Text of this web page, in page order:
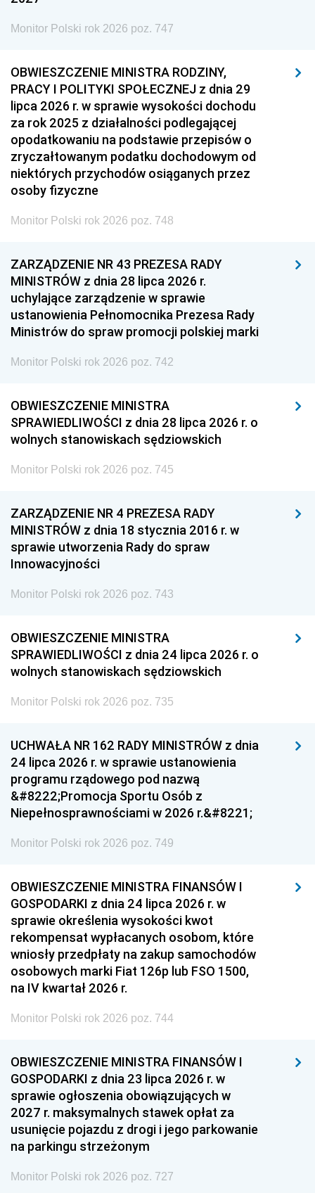
Monitor Polski rok 2026 poz. 747
OBWIESZCZENIE MINISTRA RODZINY,
PRACY I POLITYKI SPOŁECZNEJ z dnia 29
lipca 2026 r. w sprawie wysokości dochodu
za rok 2025 z działalności podlegającej
opodatkowaniu na podstawie przepisów o
zryczałtowanym podatku dochodowym od
niektórych przychodów osiąganych przez
osoby fizyczne
Monitor Polski rok 2026 poz. 748
ZARZĄDZENIE NR 43 PREZESA RADY
MINISTRÓW z dnia 28 lipca 2026 r.
uchylające zarządzenie w sprawie
ustanowienia Pełnomocnika Prezesa Rady
Ministrów do spraw promocji polskiej marki
Monitor Polski rok 2026 poz. 742
OBWIESZCZENIE MINISTRA
SPRAWIEDLIWOŚCI z dnia 28 lipca 2026 r. o
wolnych stanowiskach sędziowskich
Monitor Polski rok 2026 poz. 745
ZARZĄDZENIE NR 4 PREZESA RADY
MINISTRÓW z dnia 18 stycznia 2016 r. w
sprawie utworzenia Rady do spraw
Innowacyjności
Monitor Polski rok 2026 poz. 743
OBWIESZCZENIE MINISTRA
SPRAWIEDLIWOŚCI z dnia 24 lipca 2026 r. o
wolnych stanowiskach sędziowskich
Monitor Polski rok 2026 poz. 735
UCHWAŁA NR 162 RADY MINISTRÓW z dnia
24 lipca 2026 r. w sprawie ustanowienia
programu rządowego pod nazwą
&#8222;Promocja Sportu Osób z
Niepełnosprawnościami w 2026 r.&#8221;
Monitor Polski rok 2026 poz. 749
OBWIESZCZENIE MINISTRA FINANSÓW I
GOSPODARKI z dnia 24 lipca 2026 r. w
sprawie określenia wysokości kwot
rekompensat wypłacanych osobom, które
wniosły przedpłaty na zakup samochodów
osobowych marki Fiat 126p lub FSO 1500,
na IV kwartał 2026 r.
Monitor Polski rok 2026 poz. 744
OBWIESZCZENIE MINISTRA FINANSÓW I
GOSPODARKI z dnia 23 lipca 2026 r. w
sprawie ogłoszenia obowiązujących w
2027 r. maksymalnych stawek opłat za
usunięcie pojazdu z drogi i jego parkowanie
na parkingu strzeżonym
Monitor Polski rok 2026 poz. 727